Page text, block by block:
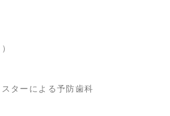
ターによる予防歯科